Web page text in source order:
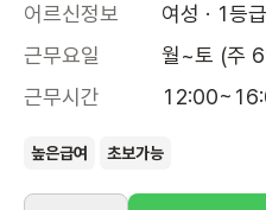
어르신정보
여성 · 1등급
근무요일
월~토 (주
근무시간
높은급여 초보가능